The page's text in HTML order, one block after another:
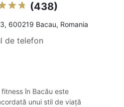
(438)
600219 Bacau, Romania
de telefon
în Bacău este
unui stil de viață